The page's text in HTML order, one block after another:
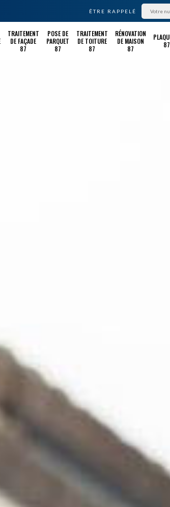
ÊTRE RAPPELÉ
TRAITEMENT
DE FAÇADE
87
POSE DE
PARQUET
87
TRAITEMENT
DE TOITURE
87
RÉNOVATION
DE MAISON
87
87